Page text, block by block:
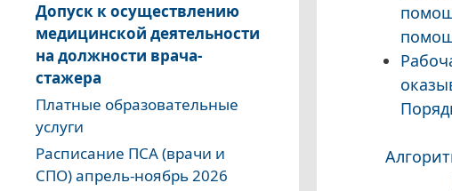
Допуск к осуществлению
медицинской деятельности
на должности врача-
стажера
Платные образовательные
услуги
Расписание ПСА (врачи и
СПО) апрель-ноябрь 2026